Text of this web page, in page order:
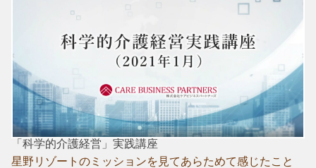
「科学的介護経営」実践講座
星野リゾートのミッションを見てあらためて感じたこと